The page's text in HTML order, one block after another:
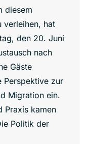
diesem
verleihen, hat
den 20. Juni
nach
Gäste
Perspektive zur
Migration ein.
Praxis kamen
Politik der